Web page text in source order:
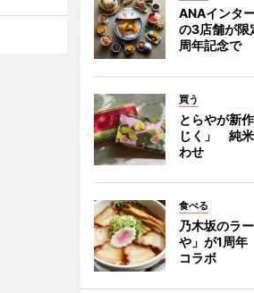
ANAインタ
の3店舗が
周年記念で
買う
とらやが新
じく」 純
わせ
食べる
乃木坂のラ
や」が1周
コラボ